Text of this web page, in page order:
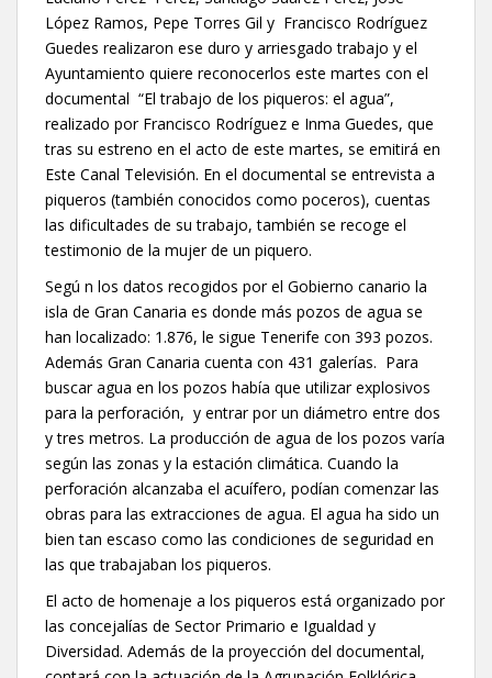
López Ramos, Pepe Torres Gil y Francisco Rodríguez
Guedes realizaron ese duro y arriesgado trabajo y el
Ayuntamiento quiere reconocerlos este martes con el
documental “El trabajo de los piqueros: el agua”,
realizado por Francisco Rodríguez e Inma Guedes, que
tras su estreno en el acto de este martes, se emitirá en
Este Canal Televisión. En el documental se entrevista a
piqueros (también conocidos como poceros), cuentas
las dificultades de su trabajo, también se recoge el
testimonio de la mujer de un piquero.
Segú n los datos recogidos por el Gobierno canario la
isla de Gran Canaria es donde más pozos de agua se
han localizado: 1.876, le sigue Tenerife con 393 pozos.
Además Gran Canaria cuenta con 431 galerías. Para
buscar agua en los pozos había que utilizar explosivos
para la perforación, y entrar por un diámetro entre dos
y tres metros. La producción de agua de los pozos varía
según las zonas y la estación climática. Cuando la
perforación alcanzaba el acuífero, podían comenzar las
obras para las extracciones de agua. El agua ha sido un
bien tan escaso como las condiciones de seguridad en
las que trabajaban los piqueros.
El acto de homenaje a los piqueros está organizado por
las concejalías de Sector Primario e Igualdad y
Diversidad. Además de la proyección del documental,